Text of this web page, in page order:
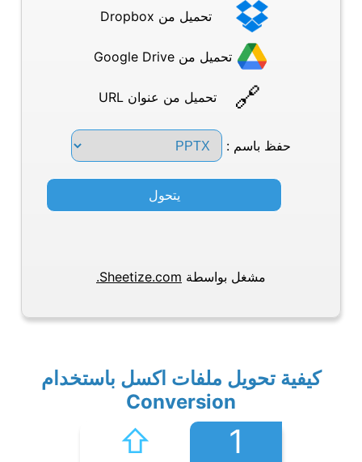
تحميل من Dropbox
تحميل من Google Drive
تحميل من عنوان URL
حفظ باسم :
يتحول
مشغل بواسطة Sheetize.com.
كيفية تحويل ملفات اكسل باستخدام
Conversion
1
⇧︎